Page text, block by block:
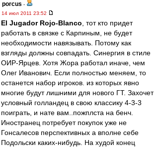
porcus -
14 июл 2011 23:52
El Jugador Rojo-Blanco , тот кто придет
работать в связке с Карпиным, не будет
необходимости навязывать. Потому как
взгляды должны совпадать. Синергия в стиле
ОИР-Ярцев. Хотя Жора работал иначе, чем
Олег Иванович. Если полностью меняем, то
останется набор игроков. из которых явно
многие будут лишними для нового ГТ. Захочет
условный голландец в свою классику 4-3-3
поиграть, и нате вам..пожплста на бенч.
Иностранец потребует покупок уже не
Гонсалесов перспективных а вполне себе
Подольски каких-нибудь. На худой конец